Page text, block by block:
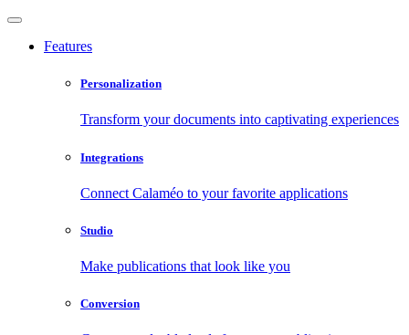
Features
Personalization
Transform your documents into captivating experiences
Integrations
Connect Calaméo to your favorite applications
Studio
Make publications that look like you
Conversion